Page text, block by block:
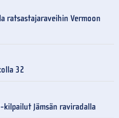
ratsastajaraveihin Vermoon
32
kilpailut Jämsän raviradalla